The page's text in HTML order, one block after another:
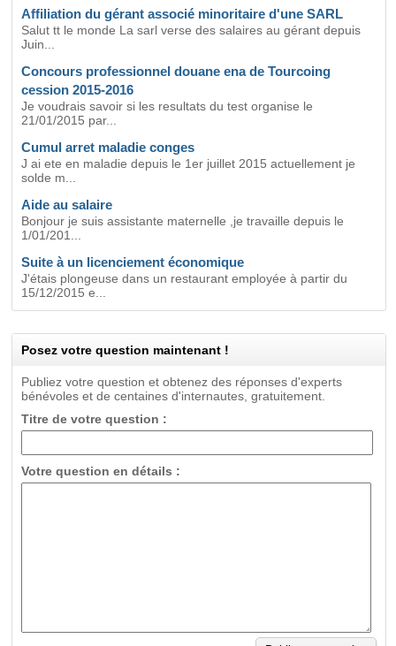
Affiliation du gérant associé minoritaire d'une SARL
Salut tt le monde La sarl verse des salaires au gérant depuis
Juin...
Concours professionnel douane ena de Tourcoing
cession 2015-2016
Je voudrais savoir si les resultats du test organise le
21/01/2015 par...
Cumul arret maladie conges
J ai ete en maladie depuis le 1er juillet 2015 actuellement je
solde m...
Aide au salaire
Bonjour je suis assistante maternelle ,je travaille depuis le
1/01/201...
Suite à un licenciement économique
J'étais plongeuse dans un restaurant employée à partir du
15/12/2015 e...
Posez votre question maintenant !
Publiez votre question et obtenez des réponses d'experts
bénévoles et de centaines d'internautes, gratuitement.
Titre de votre question :
Votre question en détails :